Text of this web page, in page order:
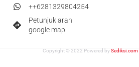
++6281329804254
Petunjuk arah
google map
Copyright © 2022 Powered bySediksi.com